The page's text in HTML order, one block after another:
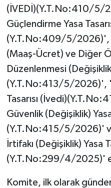
(İVEDİ)(Y.T.No:410/5/
Güçlendirme Yasa
(Y.T.No:409/5/2026)',
(Maaş-Ücret) ve Diğer
Düzenlenmesi
(Y.T.No:413/5/2026)',
Tasarısı
Güvenlik (Değişiklik)
(Y.T.No:415/5/2026)'
İrtifakı (Değişiklik) Yasa
(Y.T.No:299/4/2025)'
Komite, ilk olarak